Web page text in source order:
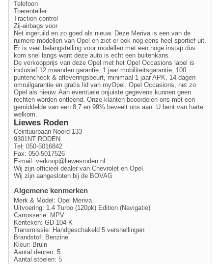
Telefoon
Toerenteller
Traction control
Zij-airbags voor
Net ingeruild en zo goed als nieuw. Deze Meriva is een van de
ruimere modellen van Opel en ziet er ook nog eens heel sportief uit.
Er is veel belangstelling voor modellen met een hoge instap dus
kom snel langs want deze auto is echt een buitenkans.
De verkoopprijs van deze Opel met het Opel Occasions label is
inclusief 12 maanden garantie, 1 jaar mobiliteitsgarantie, 100
puntencheck & afleveringsbeurt, minimaal 1 jaar APK, 14 dagen
omruilgarantie en gratis lid van myOpel. Opel Occasions, net zo
Opel als nieuw. Aan eventuele onjuiste gegevens kunnen geen
rechten worden ontleend. Onze klanten beoordelen ons met een
gemiddelde van een 8,7 en 99% beveelt ons aan. U bent van harte
welkom.
Liewes Roden
Ceintuurbaan Noord 133
9301NT RODEN
Tel: 050-5016842
Fax: 050-5017526
E-mail: verkoop@liewesroden.nl
Wij zijn officieel dealer van Chevrolet en Opel
Wij zijn aangesloten bij de BOVAG
Algemene kenmerken
Merk & Model: Opel Meriva
Uitvoering: 1.4 Turbo (120pk) Edition (Navigatie)
Carrosserie: MPV
Kenteken: GD-104-K
Transmissie: Handgeschakeld 5 versnellingen
Brandstof: Benzine
Kleur: Bruin
Aantal deuren: 5
Aantal stoelen: 5